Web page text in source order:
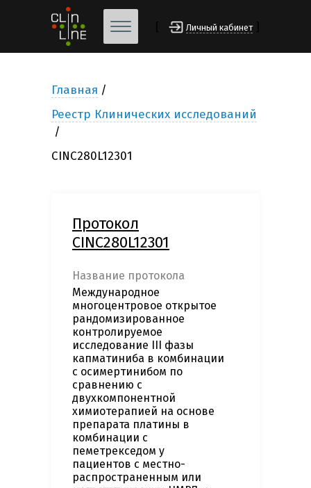
Личный кабинет
Главная
Реестр Клинических исследований
CINC280L12301
Протокол
CINC280L12301
Название протокола
Международное
многоцентровое открытое
рандомизированное
контролируемое
исследование III фазы
капматиниба в комбинации
с осимертинибом по
сравнению c
двухкомпонентной
химиотерапией на основе
препарата платины в
комбинации с
пеметрекседом у
пациентов с местно-
распространенным или